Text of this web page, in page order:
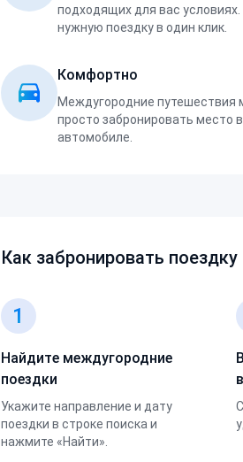
подходящих для вас
нужную поездку в один клик.
Комфортно
Междугородние путешествия
просто забронировать место
автомобиле.
Как забронировать
1
Найдите междугородние
поездки
Укажите направление и дату
поездки в строке поиска и
нажмите «Найти».